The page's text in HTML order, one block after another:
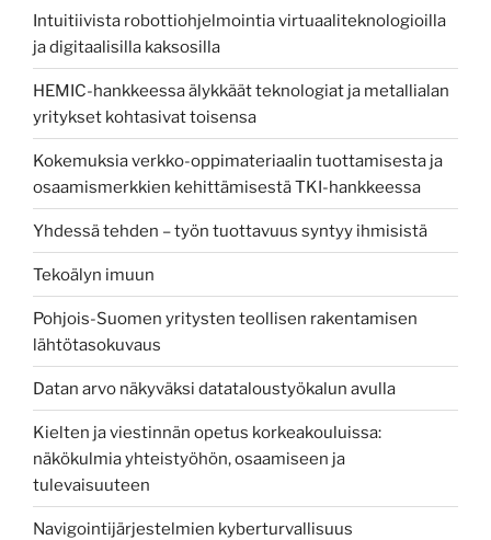
Intuitiivista robottiohjelmointia virtuaaliteknologioilla
ja digitaalisilla kaksosilla
HEMIC-hankkeessa älykkäät teknologiat ja metallialan
yritykset kohtasivat toisensa
Kokemuksia verkko-oppimateriaalin tuottamisesta ja
osaamismerkkien kehittämisestä TKI-hankkeessa
Yhdessä tehden – työn tuottavuus syntyy ihmisistä
Tekoälyn imuun
Pohjois-Suomen yritysten teollisen rakentamisen
lähtötasokuvaus
Datan arvo näkyväksi datataloustyökalun avulla
Kielten ja viestinnän opetus korkeakouluissa:
näkökulmia yhteistyöhön, osaamiseen ja
tulevaisuuteen
Navigointijärjestelmien kyberturvallisuus